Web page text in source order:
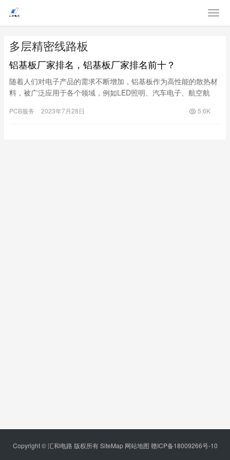
多层精密线路板
铝基板厂家排名，铝基板厂家排名前十？
随着人们对电子产品的需求不断增加，铝基板作为高性能的散热材
料，被广泛应用于各个领域，例如LED照明、汽车电子、航空航
如何挑选出质量稳定、性能优异的产品
PCB服务 2023年7月28日 5.6K
Copyright © 汇和电路 版权所有SiteMap 网站地图 赣ICP备18009266号-10